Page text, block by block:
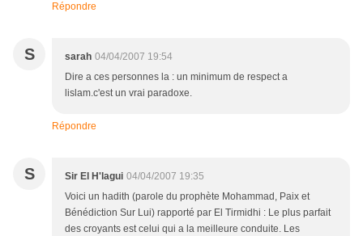
Répondre
S sarah 04/04/2007 19:54
Dire a ces personnes la : un minimum de respect a
lislam.c'est un vrai paradoxe.
Répondre
S Sir El H'lagui 04/04/2007 19:35
Voici un hadith (parole du prophète Mohammad, Paix et
Bénédiction Sur Lui) rapporté par El Tirmidhi : Le plus parfait
des croyants est celui qui a la meilleure conduite. Les